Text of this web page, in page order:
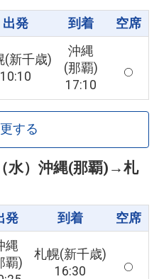
出発 到着 空席
(新千歳)
10:10
沖縄
(那覇)
17:10
する
） 沖縄(那覇) →札
発 到着 空席
縄
覇)
札幌(新千歳)
16:30